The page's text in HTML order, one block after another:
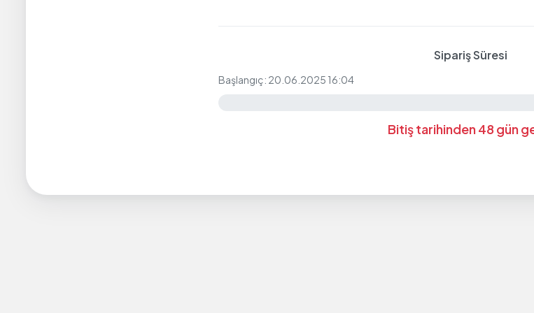
Sipariş Süresi
Başlangıç: 20.06.2025 16:04
Bitiş tarihinden 48 gün